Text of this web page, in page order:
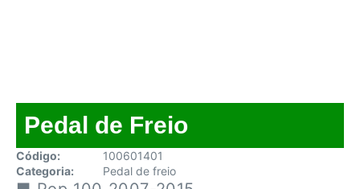
Pedal de Freio
Código:
100601401
Categoria:
Pedal de freio